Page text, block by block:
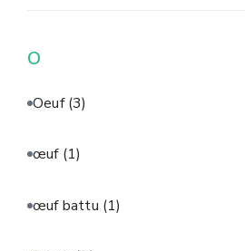
O
Oeuf(3)
œuf (1)
œuf battu (1)